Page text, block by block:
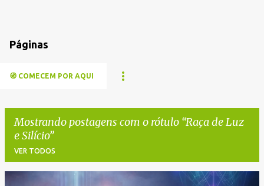
Páginas
🧭 COMECEM POR AQUI
Mostrando postagens com o rótulo Raça de Luz
e Silício
VER TODOS